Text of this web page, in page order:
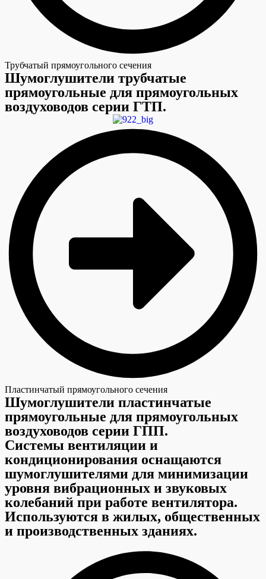
Трубчатый прямоугольного сечения
Шумоглушители трубчатые
прямоугольные для прямоугольных
воздуховодов серии ГТП.
Пластинчатый прямоугольного сечения
Шумоглушители пластинчатые
прямоугольные для прямоугольных
воздуховодов серии ГПП.
Системы вентиляции и
кондиционирования оснащаются
шумоглушителями для минимизации
уровня вибрационных и звуковых
колебаний при работе вентилятора.
Используются в жилых, общественных
и производственных зданиях.